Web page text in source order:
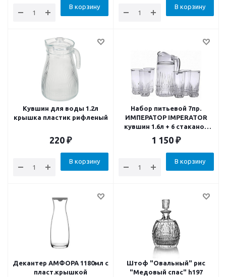
В корзину В корзину
Кувшин для воды 1.2л
крышка пластик рифленый
220 ₽
В корзину
Набор питьевой 7пр.
ИМПЕРАТОР IMPERATOR
кувшин 1.6л + 6 стаканов
высоких 310мл
1 150 ₽
В корзину
Декантер АМФОРА 1180мл с
пласт.крышкой
Штоф "Овальный" рис
"Медовый спас" h197